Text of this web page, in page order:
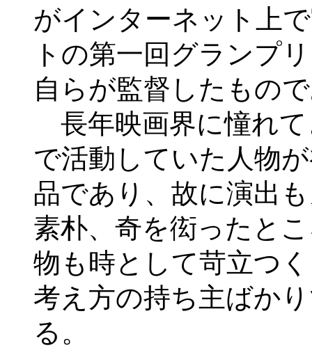
がインターネット上
トの第一回グランプ
自らが監督したもの
長年映画界に憧れ
で活動していた人物
品であり、故に演出
素朴、奇を衒ったと
物も時として苛立つ
考え方の持ち主ばか
る。